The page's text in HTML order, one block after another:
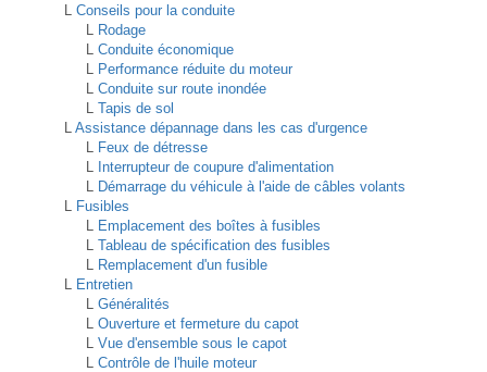
L Conseils pour la conduite
L Rodage
L Conduite économique
L Performance réduite du moteur
L Conduite sur route inondée
L Tapis de sol
L Assistance dépannage dans les cas d'urgence
L Feux de détresse
L Interrupteur de coupure d'alimentation
L Démarrage du véhicule à l'aide de câbles volants
L Fusibles
L Emplacement des boîtes à fusibles
L Tableau de spécification des fusibles
L Remplacement d'un fusible
L Entretien
L Généralités
L Ouverture et fermeture du capot
L Vue d'ensemble sous le capot
L Contrôle de l'huile moteur